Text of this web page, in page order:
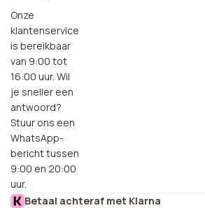
Onze
klantenservice
is bereikbaar
van 9:00 tot
16:00 uur. Wil
je sneller een
antwoord?
Stuur ons een
WhatsApp-
bericht tussen
9:00 en 20:00
uur.
Betaal achteraf met Klarna